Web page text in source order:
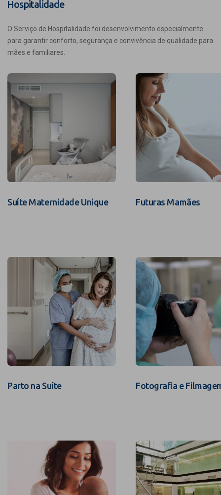
Hospitalidade
O Serviço de Hospitalidade foi desenvolvimento especialmente
para garantir conforto, segurança e convivência de qualidade para
mães e familiares.
Suíte Maternidade Unique Futuras Mamães
Parto na Suíte Fotografia e